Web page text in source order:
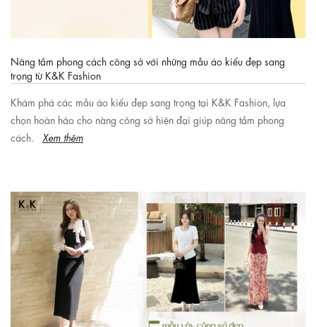
Nâng tầm phong cách công sở với những mẫu áo kiểu đẹp sang
trọng từ K&K Fashion
Khám phá các mẫu áo kiểu đẹp sang trọng tại K&K Fashion, lựa
chọn hoàn hảo cho nàng công sở hiện đại giúp nâng tầm phong
cách.
Xem thêm